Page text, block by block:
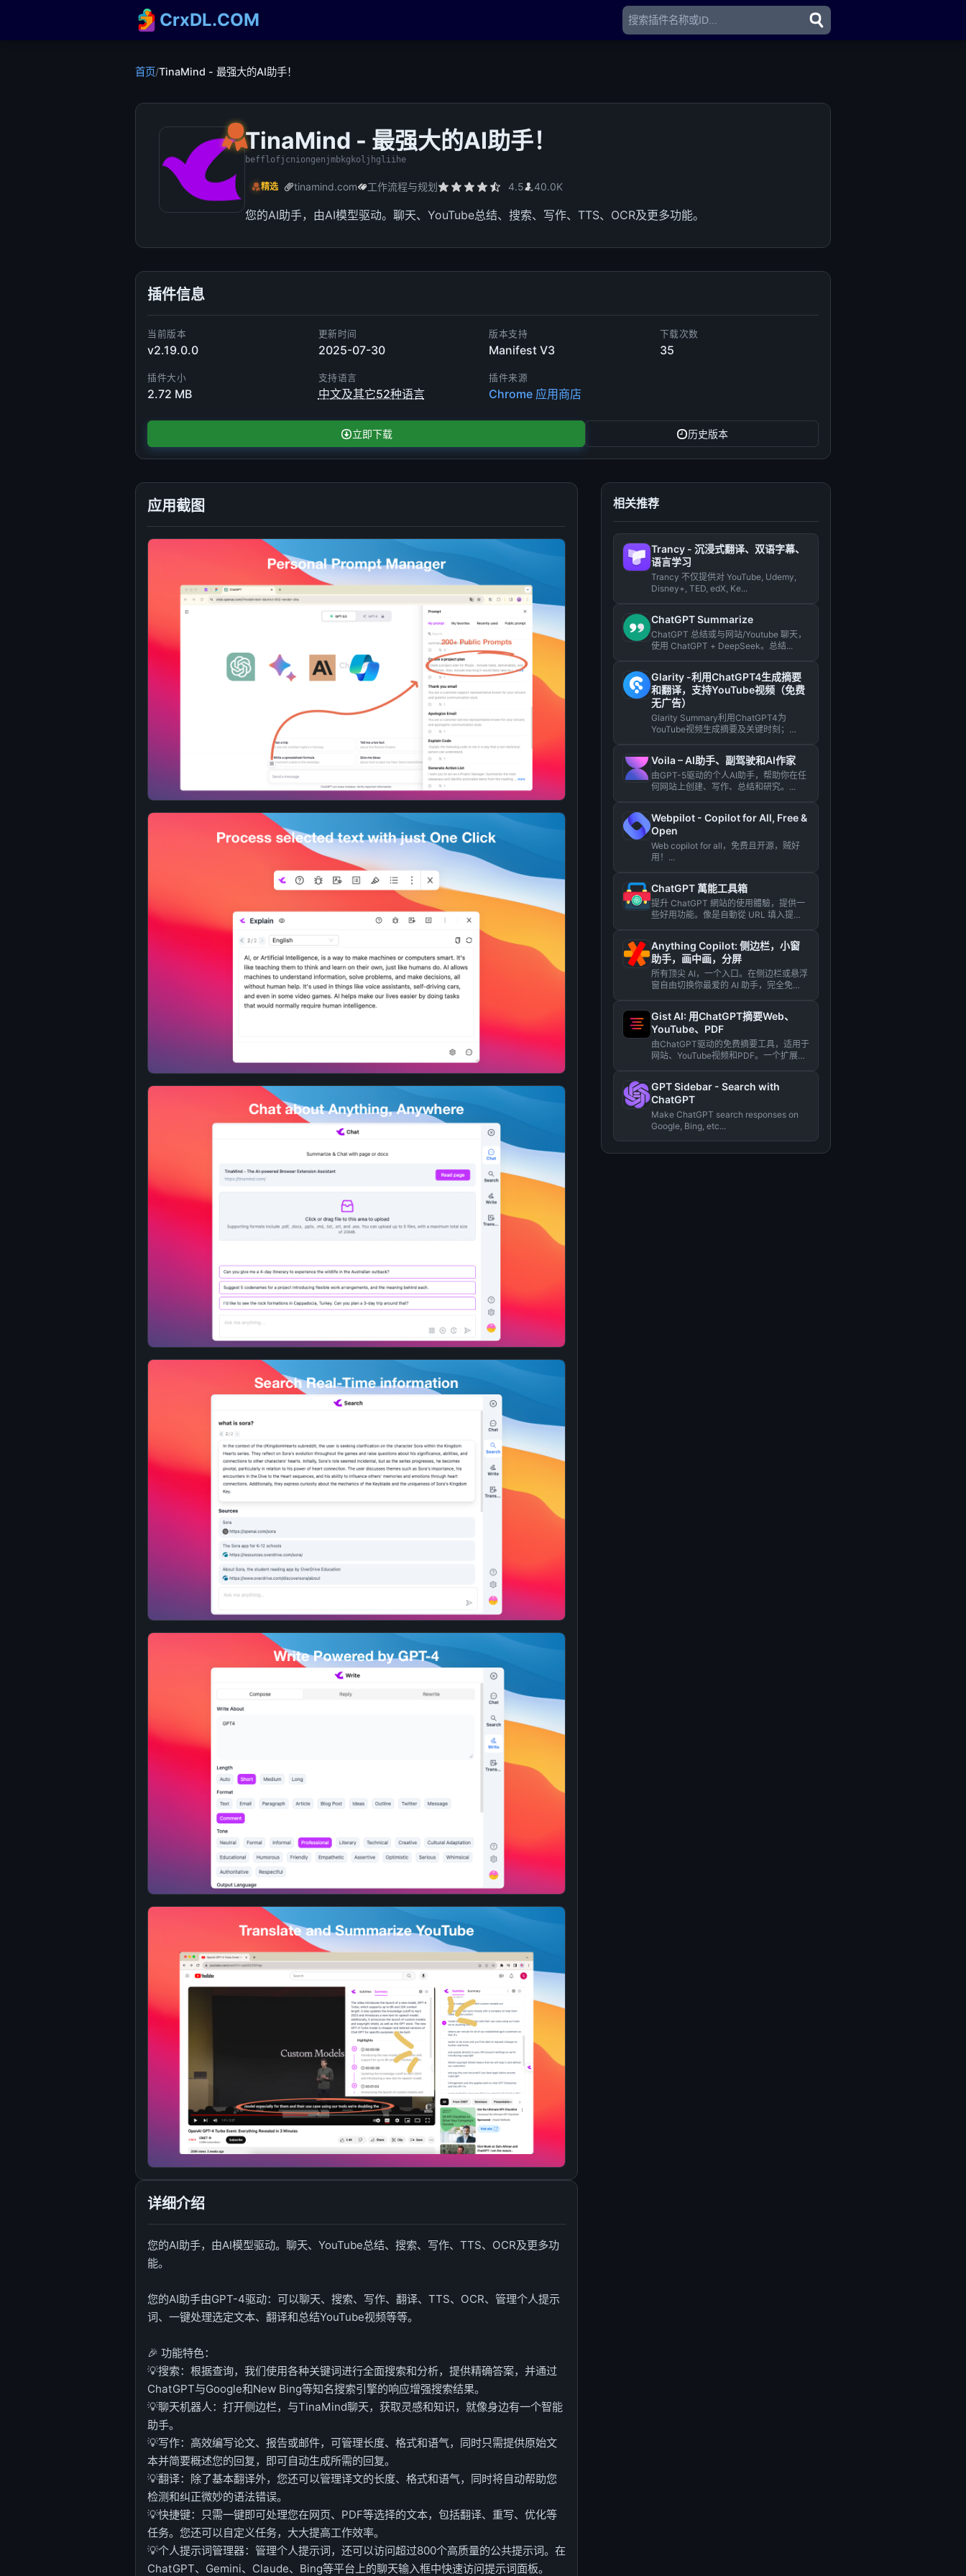
CrxDL.COM
首页/TinaMind - 最强大的AI助手！
TinaMind - 最强大的AI助手！
befflofjcniongenjmbkgkoljhgliihe
精选 tinamind.com 工作流程与规划 4.5 40.0K
您的AI助手，由AI模型驱动。聊天、YouTube总结、搜索、写作、TTS、OCR及更多功能。
插件信息
当前版本
v2.19.0.0
更新时间
2025-07-30
版本支持
Manifest V3
下载次数
35
插件大小
2.72 MB
支持语言
中文及其它52种语言
插件来源
Chrome 应用商店
立即下载 历史版本
应用截图
详细介绍
您的AI助手，由AI模型驱动。聊天、YouTube总结、搜索、写作、TTS、OCR及更多功
能。
您的AI助手由GPT-4驱动：可以聊天、搜索、写作、翻译、TTS、OCR、管理个人提示
词、一键处理选定文本、翻译和总结YouTube视频等等。
🎉 功能特色：
💡搜索：根据查询，我们使用各种关键词进行全面搜索和分析，提供精确答案，并通过
ChatGPT与Google和New Bing等知名搜索引擎的响应增强搜索结果。
💡聊天机器人：打开侧边栏，与TinaMind聊天，获取灵感和知识，就像身边有一个智能
助手。
💡写作：高效编写论文、报告或邮件，可管理长度、格式和语气，同时只需提供原始文
本并简要概述您的回复，即可自动生成所需的回复。
💡翻译：除了基本翻译外，您还可以管理译文的长度、格式和语气，同时将自动帮助您
检测和纠正微妙的语法错误。
💡快捷键：只需一键即可处理您在网页、PDF等选择的文本，包括翻译、重写、优化等
任务。您还可以自定义任务，大大提高工作效率。
💡个人提示词管理器：管理个人提示词，还可以访问超过800个高质量的公共提示词。在
ChatGPT、Gemini、Claude、Bing等平台上的聊天输入框中快速访问提示词面板。
相关推荐
Trancy - 沉浸式翻译、双语字幕、
语言学习
Trancy 不仅提供对 YouTube, Udemy,
Disney+, TED, edX, Ke...
ChatGPT Summarize
ChatGPT 总结或与网站/Youtube 聊天，
使用 ChatGPT + DeepSeek。总结...
Glarity -利用ChatGPT4生成摘要
和翻译，支持YouTube视频（免费
无广告）
Glarity Summary利用ChatGPT4为
YouTube视频生成摘要及关键时刻；
Voila – AI助手、副驾驶和AI作家
由GPT-5驱动的个人AI助手，帮助你在任
何网站上创建、写作、总结和研究。...
Webpilot - Copilot for All, Free &
Open
Web copilot for all，免费且开源，贼好
用！...
ChatGPT 萬能工具箱
提升 ChatGPT 網站的使用體驗，提供一
些好用功能。像是自動從 URL 填入提
Anything Copilot: 侧边栏，小窗
助手，画中画，分屏
所有顶尖 AI，一个入口。在侧边栏或悬浮
窗自由切换你最爱的 AI 助手，完全免
Gist AI: 用ChatGPT摘要Web、
YouTube、PDF
由ChatGPT驱动的免费摘要工具，适用于
网站、YouTube视频和PDF。一个扩展摘
GPT Sidebar - Search with
ChatGPT
Make ChatGPT search responses on
Google, Bing, etc...